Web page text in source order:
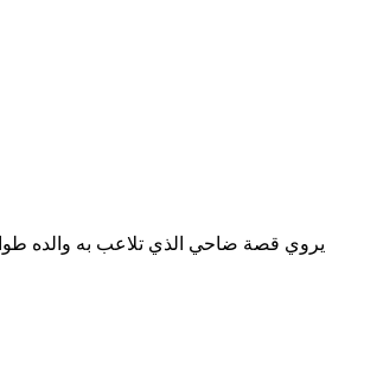
يروي قصة ضاحي الذي تلاعب به والده